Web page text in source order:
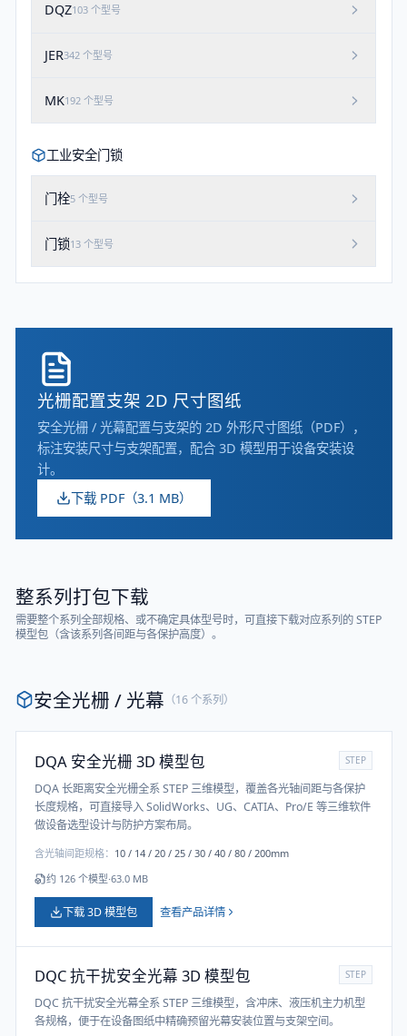
DQZ103 个型号
JER342 个型号
MK192 个型号
工业安全门锁
门栓5 个型号
门锁13 个型号
光栅配置支架 2D 尺寸图纸
安全光栅 / 光幕配置与支架的 2D 外形尺寸图纸（PDF），
标注安装尺寸与支架配置，配合 3D 模型用于设备安装设
计。
下载 PDF（3.1 MB）
整系列打包下载
需要整个系列全部规格、或不确定具体型号时，可直接下载对应系列的 STEP
模型包（含该系列各间距与各保护高度）。
安全光栅 / 光幕 （16 个系列）
DQA 安全光栅 3D 模型包 STEP
DQA 长距离安全光栅全系 STEP 三维模型，覆盖各光轴间距与各保护
长度规格，可直接导入 SolidWorks、UG、CATIA、Pro/E 等三维软件
做设备选型设计与防护方案布局。
含光轴间距规格： 10 / 14 / 20 / 25 / 30 / 40 / 80 / 200mm
约 126个模型·63.0 MB
下载 3D 模型包 查看产品详情
DQC 抗干扰安全光幕 3D 模型包 STEP
DQC 抗干扰安全光幕全系 STEP 三维模型，含冲床、液压机主力机型
各规格，便于在设备图纸中精确预留光幕安装位置与支架空间。